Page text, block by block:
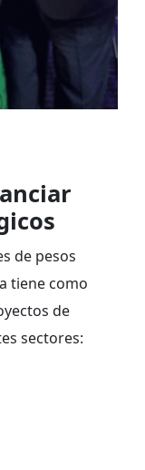
de pesos
tiene como
de
sectores: